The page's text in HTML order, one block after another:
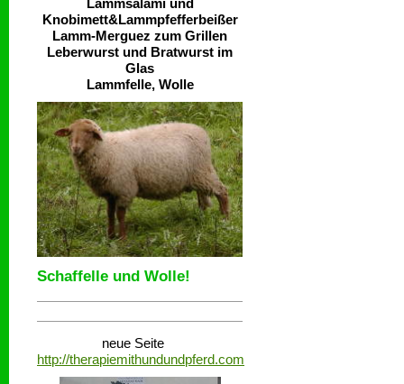
Lammsalami und
Knobimett&Lammpfefferbeißer
Lamm-Merguez zum Grillen
Leberwurst und Bratwurst im
Glas
Lammfelle, Wolle
Schaffelle und Wolle!
neue Seite
http://therapiemithundundpferd.com